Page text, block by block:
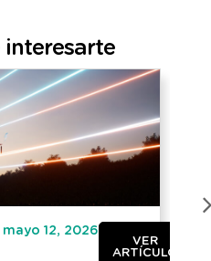
interesarte
mayo 12, 2026
VER
ARTÍCULO